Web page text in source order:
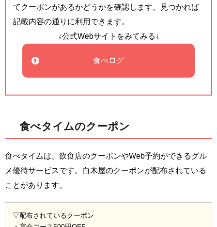
てクーポンがあるかどうかを確認します。見つかれば
記載内容の通りに利用できます。
↓公式Webサイトをみてみる↓
食べログ
食べタイムのクーポン
食べタイムは、飲食店のクーポンやWeb予約ができるグル
メ優待サービスです。白木屋のクーポンが配布されている
ことがあります。
▽配布されているクーポン